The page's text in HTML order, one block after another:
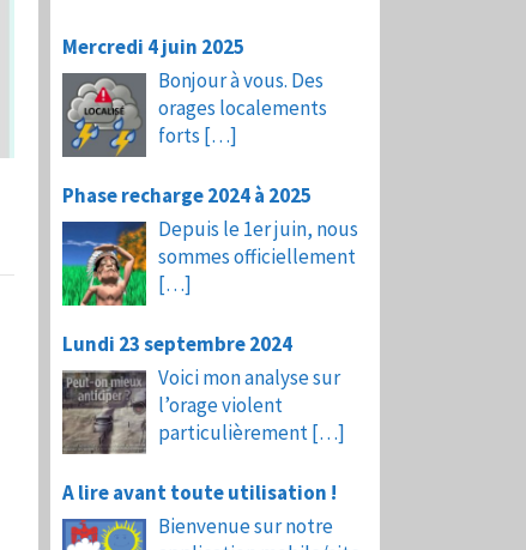
Mercredi 4 juin 2025
Bonjour à vous. Des
orages localements
forts […]
Phase recharge 2024 à 2025
Depuis le 1er juin, nous
sommes officiellement
[…]
Lundi 23 septembre 2024
Voici mon analyse sur
l’orage violent
particulièrement[…]
A lire avant toute utilisation !
Bienvenue sur notre